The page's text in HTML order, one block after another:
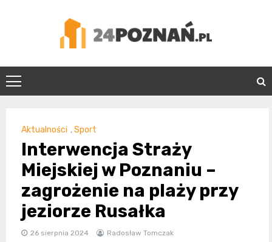
24Poznań.pl
Aktualności ,Sport
Interwencja Straży
Miejskiej w Poznaniu –
zagrożenie na plaży przy
jeziorze Rusałka
26 sierpnia 2024 Radosław Tomczak